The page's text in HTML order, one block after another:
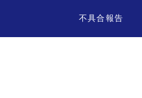
不具合報告